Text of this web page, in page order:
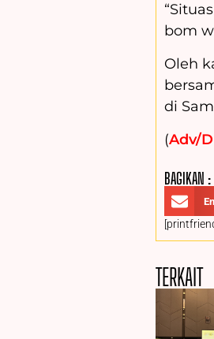
bom
Oleh
di
(Adv/
BAGIKAN :
TERKAIT